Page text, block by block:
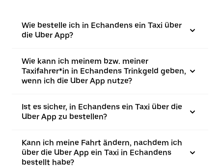
Wie bestelle ich in Echandens ein Taxi über
die Uber App?
Wie kann ich meinem bzw. meiner
Taxifahrer*in in Echandens Trinkgeld geben,
wenn ich die Uber App nutze?
Ist es sicher, in Echandens ein Taxi über die
Uber App zu bestellen?
Kann ich meine Fahrt ändern, nachdem ich
über die Uber App ein Taxi in Echandens
bestellt habe?